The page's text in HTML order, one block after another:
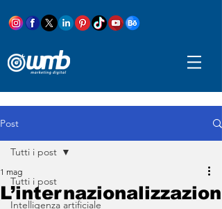
Post
Tutti i post
Intelligenza artificiale
Tutti i post
L’internazionalizzazion
1 mag